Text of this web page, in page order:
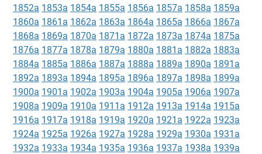
1852a 1853a 1854a 1855a 1856a 1857a 1858a 1859a
1860a 1861a 1862a 1863a 1864a 1865a 1866a 1867a
1868a 1869a 1870a 1871a 1872a 1873a 1874a 1875a
1876a 1877a 1878a 1879a 1880a 1881a 1882a 1883a
1884a 1885a 1886a 1887a 1888a 1889a 1890a 1891a
1892a 1893a 1894a 1895a 1896a 1897a 1898a 1899a
1900a 1901a 1902a 1903a 1904a 1905a 1906a 1907a
1908a 1909a 1910a 1911a 1912a 1913a 1914a 1915a
1916a 1917a 1918a 1919a 1920a 1921a 1922a 1923a
1924a 1925a 1926a 1927a 1928a 1929a 1930a 1931a
1932a 1933a 1934a 1935a 1936a 1937a 1938a 1939a